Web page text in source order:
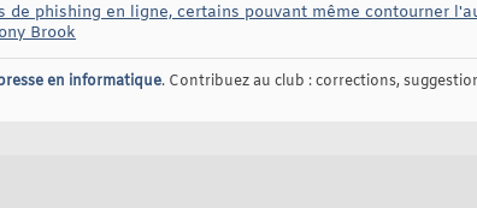
de phishing en ligne, certains pouvant même contourner
Brook
en informatique. Contribuez au club : corrections,